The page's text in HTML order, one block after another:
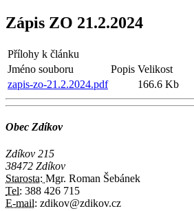
Zápis ZO 21.2.2024
Přílohy k článku
Jméno souboru
Popis Velikost
zapis-zo-21.2.2024.pdf
166.6 Kb
Obec Zdíkov
Zdíkov 215
38472 Zdíkov
Starosta: Mgr. Roman Šebánek
Tel: 388 426 715
E-mail: zdikov@zdikov.cz